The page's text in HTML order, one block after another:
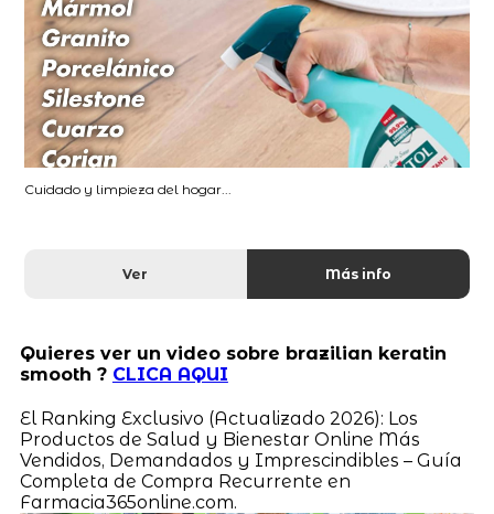
Cuidado y limpieza del hogar...
Ver Más info
Quieres ver un video sobre brazilian keratin
smooth ? CLICA AQUI
El Ranking Exclusivo (Actualizado 2026): Los
Productos de Salud y Bienestar Online Más
Vendidos, Demandados y Imprescindibles – Guía
Completa de Compra Recurrente en
Farmacia365online.com.